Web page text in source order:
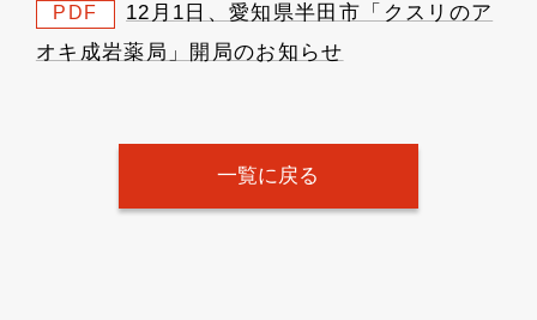
PDF
12月1日、愛知県半田市「クスリのア
オキ成岩薬局」開局のお知らせ
一覧に戻る